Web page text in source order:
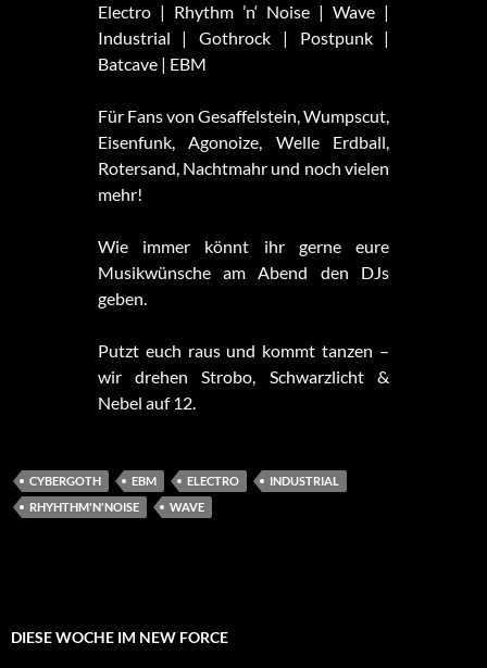
Electro | Rhythm ’n‘ Noise | Wave |
Industrial | Gothrock | Postpunk |
Batcave | EBM
Für Fans von Gesaffelstein, Wumpscut,
Eisenfunk, Agonoize, Welle Erdball,
Rotersand, Nachtmahr und noch vielen
mehr!
Wie immer könnt ihr gerne eure
Musikwünsche am Abend den DJs
geben.
Putzt euch raus und kommt tanzen –
wir drehen Strobo, Schwarzlicht &
Nebel auf 12.
CYBERGOTH EBM ELECTRO
INDUSTRIAL
RHYHTHM'N'NOISE
WAVE
DIESE WOCHE IM NEW FORCE